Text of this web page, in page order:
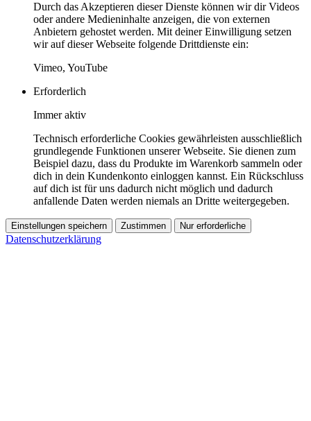
Durch das Akzeptieren dieser Dienste können wir dir Videos
oder andere Medieninhalte anzeigen, die von externen
Anbietern gehostet werden. Mit deiner Einwilligung setzen
wir auf dieser Webseite folgende Drittdienste ein:
Vimeo, YouTube
Erforderlich
Immer aktiv
Technisch erforderliche Cookies gewährleisten ausschließlich
grundlegende Funktionen unserer Webseite. Sie dienen zum
Beispiel dazu, dass du Produkte im Warenkorb sammeln oder
dich in dein Kundenkonto einloggen kannst. Ein Rückschluss
auf dich ist für uns dadurch nicht möglich und dadurch
anfallende Daten werden niemals an Dritte weitergegeben.
Einstellungen speichern Zustimmen Nur erforderliche
Datenschutzerklärung